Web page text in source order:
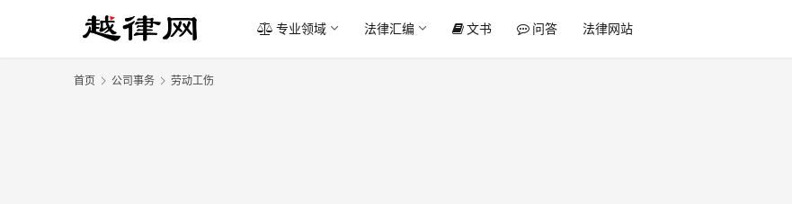
专业领域 法律汇编 文书 问答 法律网站
首页 公司事务 劳动工伤